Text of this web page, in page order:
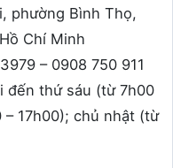
phường Bình Thọ,
Chí Minh
– 0908 750 911
đến thứ sáu (từ 7h00
17h00); chủ nhật (từ